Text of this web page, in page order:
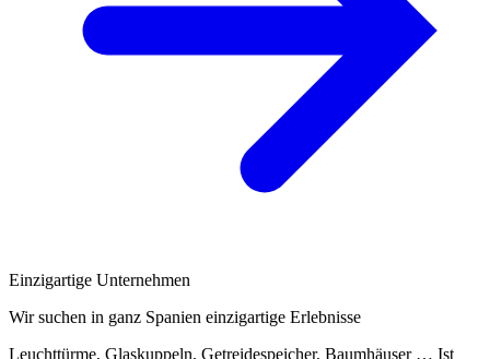
Einzigartige Unternehmen
Wir suchen in ganz Spanien einzigartige Erlebnisse
Leuchttürme, Glaskuppeln, Getreidespeicher, Baumhäuser … Ist